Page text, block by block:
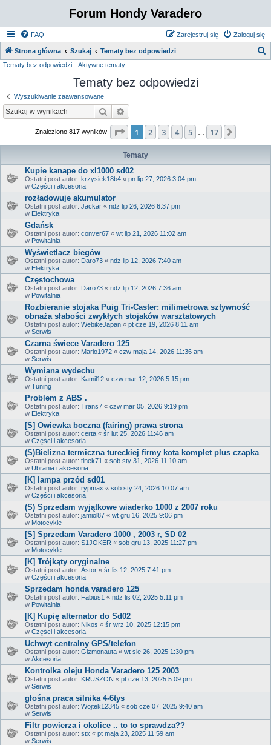
Forum Hondy Varadero
FAQ Zaloguj się
Zarejestruj się
Strona główna Szukaj Tematy bez odpowiedzi
Tematy bez odpowiedzi Aktywne tematy
Tematy bez odpowiedzi
Wyszukiwanie zaawansowane
Szukaj
Znaleziono 817 wyników Strona z17
1 2 3 4 5 17
Tematy
Kupie kanape do xl1000 sd02
Ostatni post autor: krzysiek18b4 « pn lip 27, 2026 3:04 pm
w Części i akcesoria
rozładowuje akumulator
Ostatni post autor: Jackar « ndz lip 26, 2026 6:37 pm
w Elektryka
Gdańsk
Ostatni post autor: conver67 « wt lip 21, 2026 11:02 am
w Powitalnia
Wyświetlacz biegów
Ostatni post autor: Daro73 « ndz lip 12, 2026 7:40 am
w Elektryka
Częstochowa
Ostatni post autor: Daro73 « ndz lip 12, 2026 7:36 am
w Powitalnia
Rozbieranie stojaka Puig Tri-Caster: milimetrowa sztywność
obnaża słabości zwykłych stojaków warsztatowych
Ostatni post autor: WebikeJapan « pt cze 19, 2026 8:11 am
w Serwis
Czarna świece Varadero 125
Ostatni post autor: Mario1972 « czw maja 14, 2026 11:36 am
w Serwis
Wymiana wydechu
Ostatni post autor: Kamil12 « czw mar 12, 2026 5:15 pm
w Tuning
Problem z ABS .
Ostatni post autor: Trans7 « czw mar 05, 2026 9:19 pm
w Elektryka
[S] Owiewka boczna (fairing) prawa strona
Ostatni post autor: certa « śr lut 25, 2026 11:46 am
w Części i akcesoria
(S)Bielizna termiczna tureckiej firmy kota komplet plus czapka
Ostatni post autor: tinek71 « sob sty 31, 2026 11:10 am
w Ubrania i akcesoria
[K] lampa przód sd01
Ostatni post autor: rypmax « sob sty 24, 2026 10:07 am
w Części i akcesoria
(S) Sprzedam wyjątkowe wiaderko 1000 z 2007 roku
Ostatni post autor: jamiol87 « wt gru 16, 2025 9:06 pm
w Motocykle
[S] Sprzedam Varadero 1000 , 2003 r, SD 02
Ostatni post autor: S1JOKER « sob gru 13, 2025 11:27 pm
w Motocykle
[K] Trójkąty oryginalne
Ostatni post autor: Astor « śr lis 12, 2025 7:41 pm
w Części i akcesoria
Sprzedam honda varadero 125
Ostatni post autor: Fabius1 « ndz lis 02, 2025 5:11 pm
w Powitalnia
[K] Kupię alternator do Sd02
Ostatni post autor: Nikos « śr wrz 10, 2025 12:15 pm
w Części i akcesoria
Uchwyt centralny GPS/telefon
Ostatni post autor: Gizmonauta « wt sie 26, 2025 1:30 pm
w Akcesoria
Kontrolka oleju Honda Varadero 125 2003
Ostatni post autor: KRUSZON « pt cze 13, 2025 5:09 pm
w Serwis
głośna praca silnika 4-6tys
Ostatni post autor: Wojtek12345 « sob cze 07, 2025 9:40 am
w Serwis
Filtr powierza i okolice .. to to sprawdza??
Ostatni post autor: stx « pt maja 23, 2025 11:59 am
w Serwis